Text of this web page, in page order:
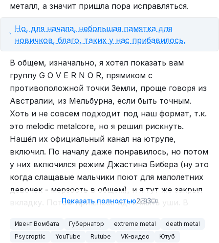
До новых встреч.
металл, а значит пришла пора исправляться.
Но, для начала, небольшая памятка для
новичков, благо, таких у нас прибавилось.
Я слушаю тяжёлую музыку, и предлагаю
послушать её достопочтенной публике. Если
вам лично такое не по вкусу, смело
закидывайте в игнор тег “extreme metal“.
В общем, изначально, я хотел показать вам
группу G O V E R N O R, прямиком с
противоположной точки Земли, проще говоря из
Австралии, из Мельбурна, если быть точным.
Хоть и не совсем подходит под наш формат, т.к.
это melodic metalcore, но я решил рискнуть.
Нашёл их официальный канал на ютрупе,
включил. По началу даже понравилось, но потом
у них включился режим Джастина Бибера (ну это
когда слащавые мальчики поют для малолетних
девочек - мерзость в общем), и я тут же закрыл
вкладку. Потом пришлось идти мыть уши. В
Затем, я продолжил поиск. Ну а что? Не
Показать полностью2 3
Ивент Вомбата Губернатор extreme metal
death metal
Psycroptic
YouTube Rutube VK-видео
Ютуб